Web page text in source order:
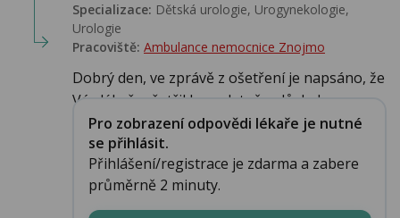
Specializace: Dětská urologie, Urogynekologie,
Urologie‎
Pracoviště: Ambulance nemocnice Znojmo
Dobrý den, ve zprávě z ošetření je napsáno, že
Vás lékař vyšetřil kompletně a důsledn...
Pro zobrazení odpovědi lékaře je nutné
se přihlásit.
Přihlášení/registrace je zdarma a zabere
průměrně 2 minuty.